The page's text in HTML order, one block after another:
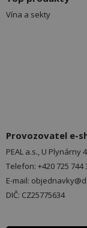
Vína a sekty
Provozovatel e-
PEAL a.s., U Plynárny
Telefon: +420 725 744
E-mail:
DIČ: CZ25775634